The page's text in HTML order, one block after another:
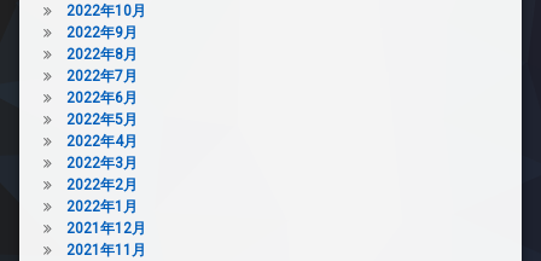
2022年10月
2022年9月
2022年8月
2022年7月
2022年6月
2022年5月
2022年4月
2022年3月
2022年2月
2022年1月
2021年12月
2021年11月